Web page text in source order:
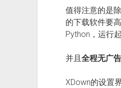
值得注意的是
的下载软件要
Python，运行
并且 全程无广告
XDown的设置